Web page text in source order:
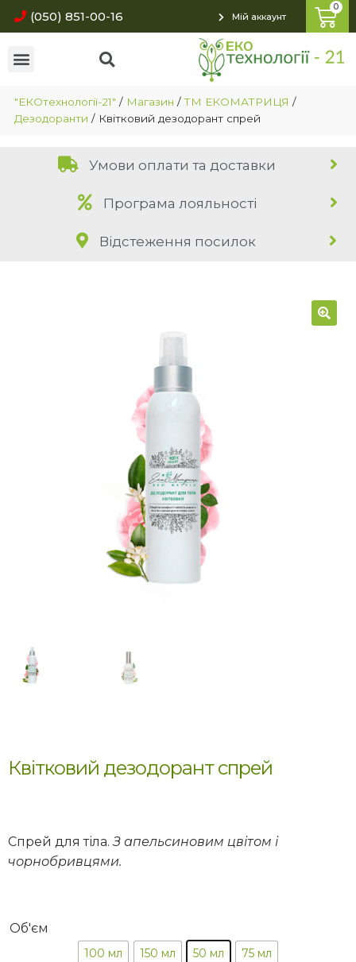
(050) 851-00-16 Мій аккаунт
"ЕКОтехнології-21" / Магазин /ТМ ЕКОМАТРИЦЯ /
Дезодоранти / Квітковий дезодорант спрей
Умови оплати та доставки
Програма лояльності
Відстеження посилок
Квітковий дезодорант спрей
Спрей для тіла.З апельсиновим цвітом і
чорнобривцями.
Об'єм
100 мл 150 мл 50 мл 75 мл